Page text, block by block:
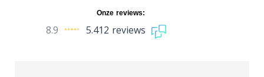
Onze reviews:
8.9 5.412 reviews